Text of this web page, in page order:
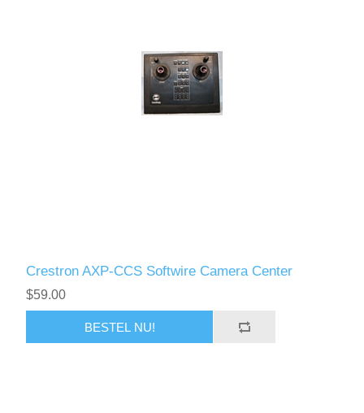
Crestron AXP-CCS Softwire Camera Center
$59.00
BESTEL NU!